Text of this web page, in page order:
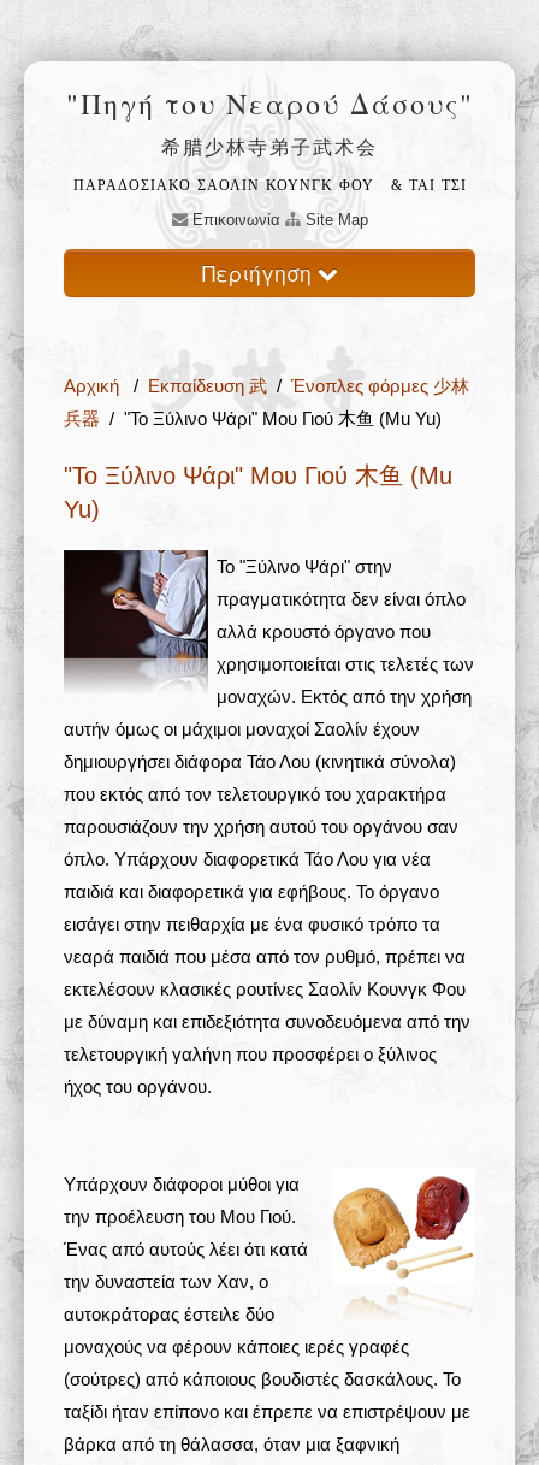
"Πηγή του Νεαρού Δάσους"
希腊少林寺弟子武术会
ΠΑΡΑΔΟΣΙΑΚΟ ΣΑΟΛΙΝ ΚΟΥΝΓΚ ΦΟΥ & ΤΑΙ ΤΣΙ
Επικοινωνία Site Map
Περιήγηση
Ο ναός Σαολίν 少林寺
Εκπαίδευση 武
Σχολές 学校
Άρθρα
Δραστηριότητες
Αρχική / Εκπαίδευση 武 / Ένοπλες φόρμες 少林
兵器 / "Το Ξύλινο Ψάρι" Μου Γιού 木鱼 (Mu Yu)
"Το Ξύλινο Ψάρι" Μου Γιού 木鱼 (Mu
Yu)
Το "Ξύλινο Ψάρι" στην
πραγματικότητα δεν είναι όπλο
αλλά κρουστό όργανο που
χρησιμοποιείται στις τελετές των
μοναχών. Εκτός από την χρήση
αυτήν όμως οι μάχιμοι μοναχοί Σαολίν έχουν
δημιουργήσει διάφορα Τάο Λου (κινητικά σύνολα)
που εκτός από τον τελετουργικό του χαρακτήρα
παρουσιάζουν την χρήση αυτού του οργάνου σαν
όπλο. Υπάρχουν διαφορετικά Τάο Λου για νέα
παιδιά και διαφορετικά για εφήβους. Το όργανο
εισάγει στην πειθαρχία με ένα φυσικό τρόπο τα
νεαρά παιδιά που μέσα από τον ρυθμό, πρέπει να
εκτελέσουν κλασικές ρουτίνες Σαολίν Κουνγκ Φου
με δύναμη και επιδεξιότητα συνοδευόμενα από την
τελετουργική γαλήνη που προσφέρει ο ξύλινος
ήχος του οργάνου.
Υπάρχουν διάφοροι μύθοι για
την προέλευση του Μου Γιού.
Ένας από αυτούς λέει ότι κατά
την δυναστεία των Χαν, ο
αυτοκράτορας έστειλε δύο
μοναχούς να φέρουν κάποιες ιερές γραφές
(σούτρες) από κάποιους βουδιστές δασκάλους. Το
ταξίδι ήταν επίπονο και έπρεπε να επιστρέψουν με
βάρκα από τη θάλασσα, όταν μια ξαφνική